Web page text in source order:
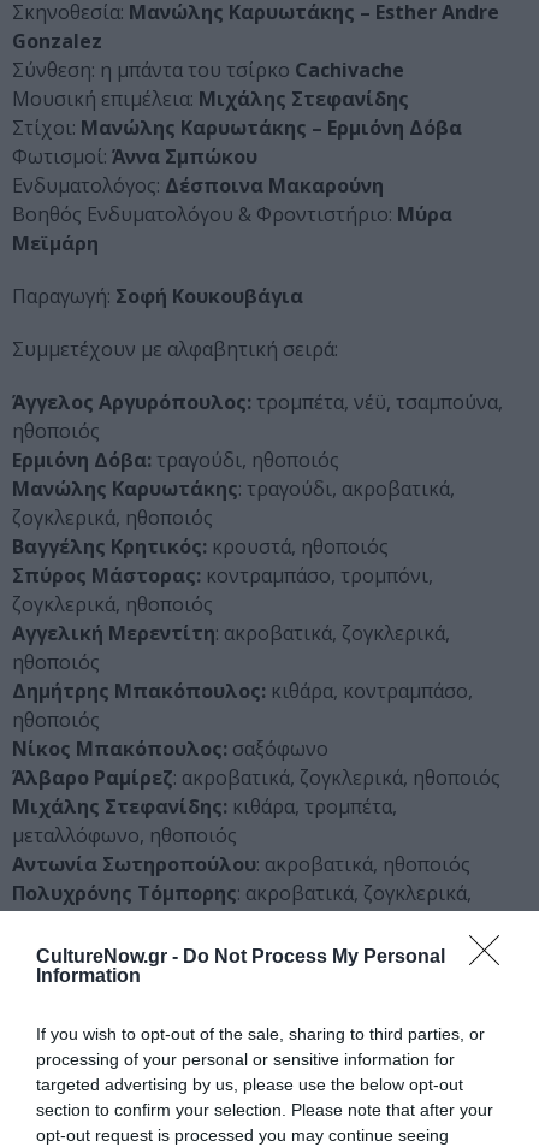
CultureNow.gr - Do Not Process My Personal
Information
If you wish to opt-out of the sale, sharing to third parties, or
processing of your personal or sensitive information for
targeted advertising by us, please use the below opt-out
section to confirm your selection. Please note that after your
opt-out request is processed you may continue seeing
Σκηνοθεσία: Μανώλης Καρυωτάκης – Esther Andre
Gonzalez
Σύνθεση: η μπάντα του τσίρκο Cachivache
Μουσική επιμέλεια: Μιχάλης Στεφανίδης
Στίχοι: Μανώλης Καρυωτάκης – Ερμιόνη Δόβα
Φωτισμοί: Άννα Σμπώκου
Ενδυματολόγος: Δέσποινα Μακαρούνη
Βοηθός Ενδυματολόγου & Φροντιστήριο: Μύρα
Μεϊμάρη
Παραγωγή: Σοφή Κουκουβάγια
Συμμετέχουν με αλφαβητική σειρά:
Άγγελος Αργυρόπουλος: τρομπέτα, νέϋ, τσαμπούνα,
ηθοποιός
Ερμιόνη Δόβα: τραγούδι, ηθοποιός
Μανώλης Καρυωτάκης: τραγούδι, ακροβατικά,
ζογκλερικά, ηθοποιός
Βαγγέλης Κρητικός: κρουστά, ηθοποιός
Σπύρος Μάστορας: κοντραμπάσο, τρομπόνι,
ζογκλερικά, ηθοποιός
Αγγελική Μερεντίτη: ακροβατικά, ζογκλερικά,
ηθοποιός
Δημήτρης Μπακόπουλος: κιθάρα, κοντραμπάσο,
ηθοποιός
Νίκος Μπακόπουλος: σαξόφωνο
Άλβαρο Ραμίρεζ: ακροβατικά, ζογκλερικά, ηθοποιός
Μιχάλης Στεφανίδης: κιθάρα, τρομπέτα,
μεταλλόφωνο, ηθοποιός
Αντωνία Σωτηροπούλου: ακροβατικά, ηθοποιός
Πολυχρόνης Τόμπορης: ακροβατικά, ζογκλερικά,
Χρύσα Τραϊκοπούλου: ακροβατικά, ηθοποιός
Ταυτότητα
Τοποθεσία:
Θέατρο Παλλάς, Βουκουρεστίου 5,